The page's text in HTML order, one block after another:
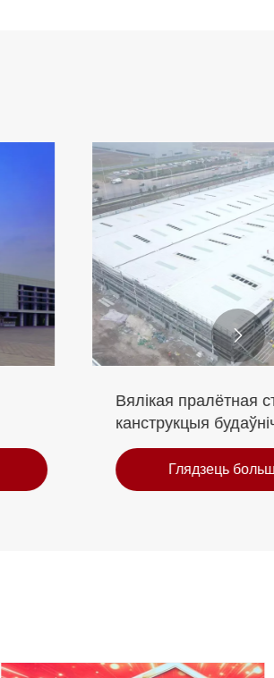
Вялікая пралётная сталёвая
канструкцыя будаўнічая
будаўнічая панэль сцяна
Глядзець больш >>
